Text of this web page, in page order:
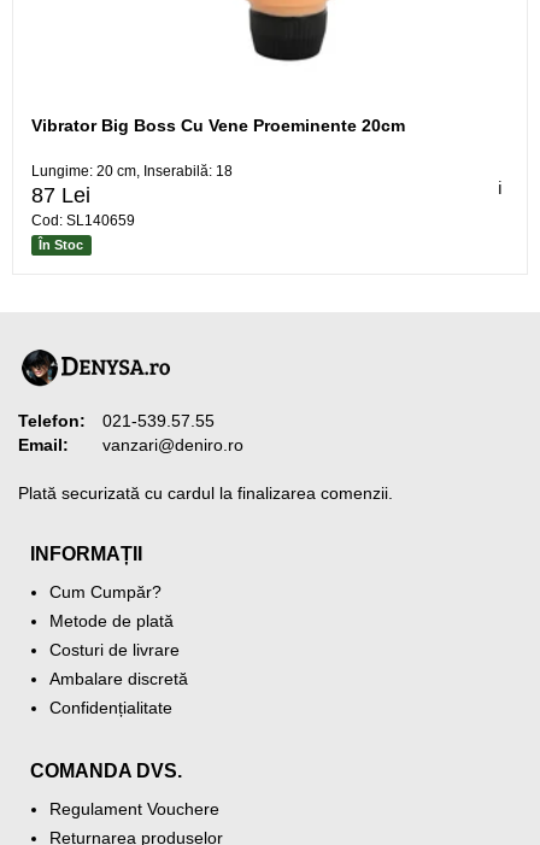
ℹ️
Vibrator Big Boss Cu Vene Proeminente 20cm
Lungime: 20 cm, Inserabilă: 18
87 Lei
Cod: SL140659
În Stoc
Telefon:
021-539.57.55
Email:
vanzari@deniro.ro
Plată securizată cu cardul la finalizarea comenzii.
INFORMAȚII
Cum Cumpăr?
Metode de plată
Costuri de livrare
Ambalare discretă
Confidențialitate
COMANDA DVS.
Regulament Vouchere
Returnarea produselor